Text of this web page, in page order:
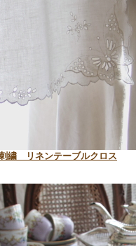
繍 リネンテーブルクロス